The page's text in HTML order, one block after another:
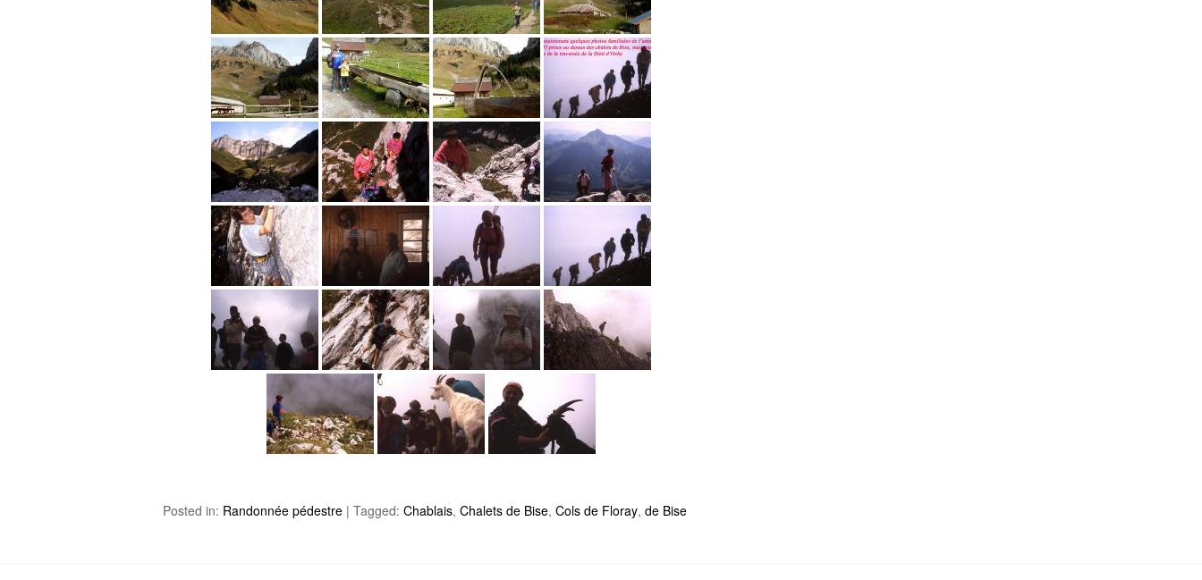
Posted in: Randonnée pédestre | Tagged: Chablais, Chalets de Bise, Cols de Floray, de Bise